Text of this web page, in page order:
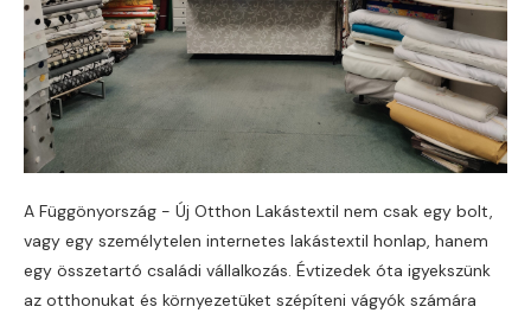
A Függönyország - Új Otthon Lakástextil nem csak egy bolt,
vagy egy személytelen internetes lakástextil honlap, hanem
egy összetartó családi vállalkozás. Évtizedek óta igyekszünk
az otthonukat és környezetüket szépíteni vágyók számára